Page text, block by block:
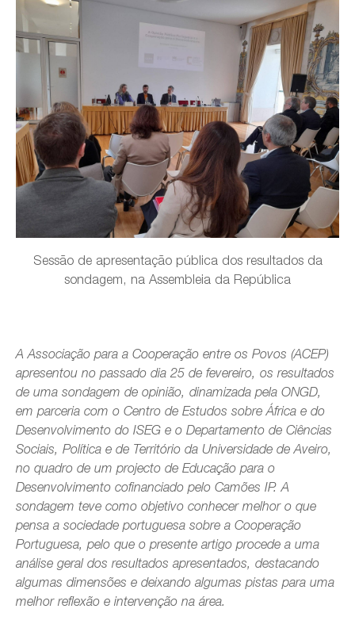
Sessão de apresentação pública dos resultados da
sondagem, na Assembleia da República
A Associação para a Cooperação entre os Povos (ACEP)
apresentou no passado dia 25 de fevereiro, os resultados
de uma sondagem de opinião, dinamizada pela ONGD,
em parceria com o Centro de Estudos sobre África e do
Desenvolvimento do ISEG e o Departamento de Ciências
Sociais, Política e de Território da Universidade de Aveiro,
no quadro de um projecto de Educação para o
Desenvolvimento cofinanciado pelo Camões IP. A
sondagem teve como objetivo conhecer melhor o que
pensa a sociedade portuguesa sobre a Cooperação
Portuguesa, pelo que o presente artigo procede a uma
análise geral dos resultados apresentados, destacando
algumas dimensões e deixando algumas pistas para uma
melhor reflexão e intervenção na área.